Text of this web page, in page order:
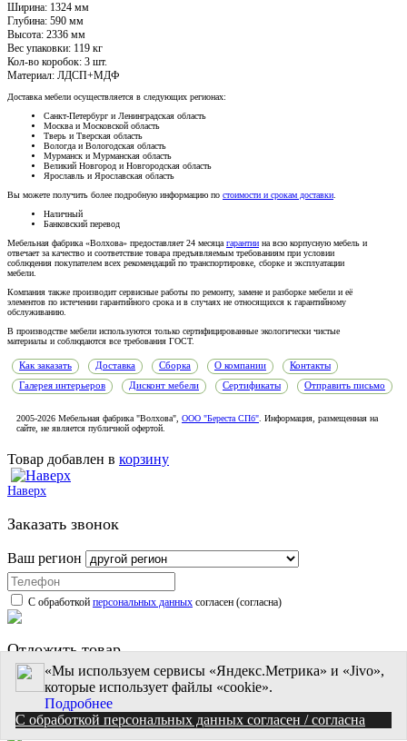
Ширина: 1324 мм
Глубина: 590 мм
Высота: 2336 мм
Вес упаковки: 119 кг
Кол-во коробок: 3 шт.
Материал: ЛДСП+МДФ
Доставка мебели осуществляется в следующих регионах:
Санкт-Петербург и Ленинградская область
Москва и Московской область
Тверь и Тверская область
Вологда и Вологодская область
Мурманск и Мурманская область
Великий Новгород и Новгородская область
Ярославль и Ярославская область
Вы можете получить более подробную информацию по стоимости и срокам доставки
Наличный
Банковский перевод
Мебельная фабрика «Волхова» предоставляет 24 месяца гарантии на всю корпусную мебель и
отвечает за качество и соответствие товара предъяв­ляе­мым требованиям при условии
соблюдения покупателем всех рекомендаций по транспорти­ровке, сборке и эксплуатации
мебели.
Компания также производит сервисные работы по ремонту, замене и разборке мебели и её
элементов по истечении гарантийного срока и в случаях не относящихся к гарантийному
обслуживанию.
В производстве мебели используются только сертифицированные экологически чистые
материалы и соблюдаются все требования ГОСТ.
Как заказать Доставка Сборка О компании
Контакты
Галерея интерьеров
Дисконт мебели Сертификаты Отправить письмо
2005-2026 Мебельная фабрика "Волхова", ООО "Береста СПб" . Информация, размещенная на
сайте, не является публичной офертой.
Товар добавлен в корзину
Наверх
Заказать звонок
Ваш регион
С обработкой персональных данных согласен (согласна)
Отложить товар
«Мы используем сервисы «Яндекс.Метрика» и «Jivo»,
которые использует файлы «cookie».
Подробнее
C обработкой персональных данных согласен / согласна